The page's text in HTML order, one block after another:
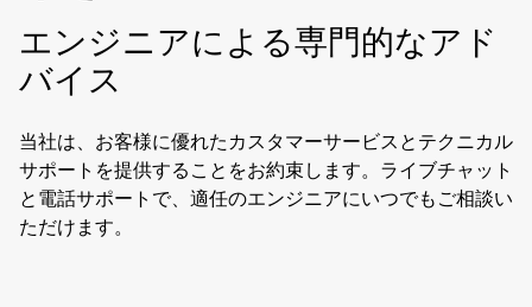
エンジニアによる専門的なアド
バイス
当社は、お客様に優れたカスタマーサービスとテクニカル
サポートを提供することをお約束します。ライブチャット
と電話サポートで、適任のエンジニアにいつでもご相談い
ただけます。